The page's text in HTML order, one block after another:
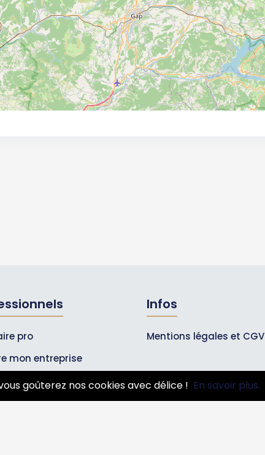
pro
mon entreprise
Pros
Infos
Mentions légales et CGV
goûterez nos cookies avec délice ! En savoir plus.